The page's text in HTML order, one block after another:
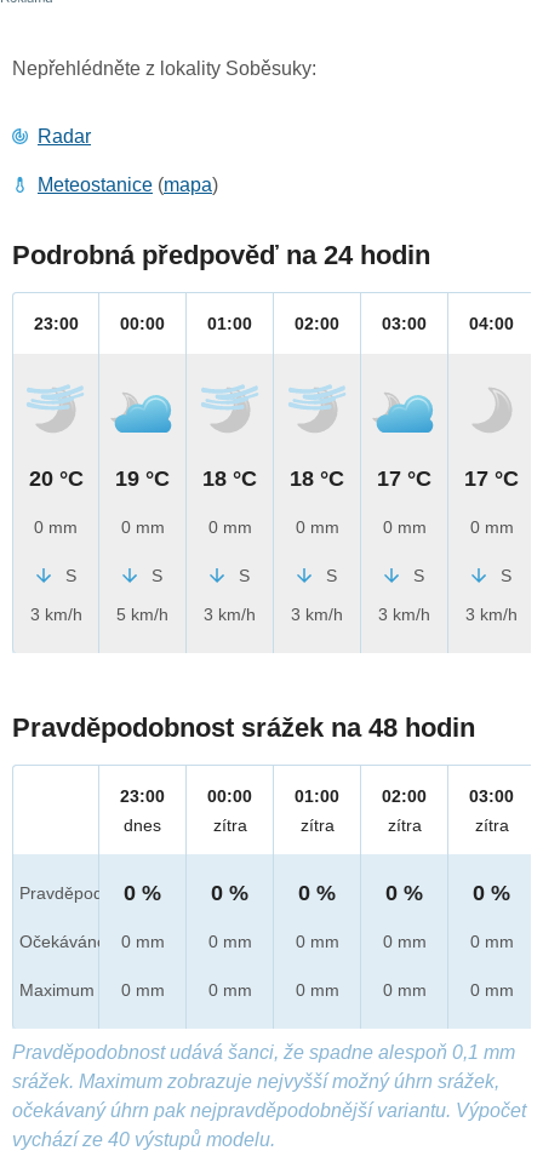
Nepřehlédněte z lokality Soběsuky:
Radar
Meteostanice (mapa)
Podrobná předpověď na 24 hodin
23:00
20 °C
0 mm
S
3 km/h
00:00
19 °C
0 mm
S
5 km/h
01:00
18 °C
0 mm
S
3 km/h
02:00
18 °C
0 mm
S
3 km/h
03:00
17 °C
0 mm
S
3 km/h
04:00
17 °C
0 mm
S
3 km/h
Pravděpodobnost srážek na 48 hodin
Pravděpod.
Očekáváno
Maximum
23:00
dnes
0 %
0 mm
0 mm
00:00
zítra
0 %
0 mm
0 mm
01:00
zítra
0 %
0 mm
0 mm
02:00
zítra
0 %
0 mm
0 mm
03:00
zítra
0 %
0 mm
0 mm
Pravděpodobnost udává šanci, že spadne alespoň 0,1 mm
srážek. Maximum zobrazuje nejvyšší možný úhrn srážek,
očekávaný úhrn pak nejpravděpodobnější variantu. Výpočet
vychází ze 40 výstupů modelu.